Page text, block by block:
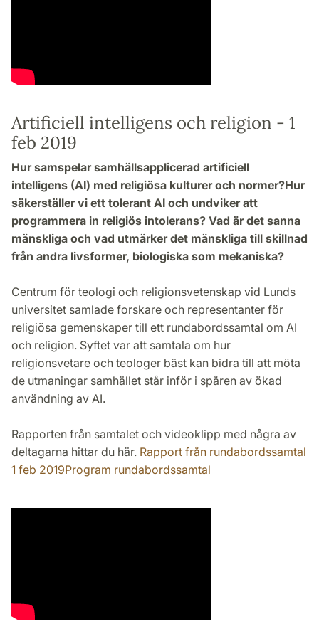
Artificiell intelligens och religion - 1
feb 2019
Hur samspelar samhällsapplicerad artificiell
intelligens (AI) med religiösa kulturer och normer?Hur
säkerställer vi ett tolerant AI och undviker att
programmera in religiös intolerans? Vad är det sanna
mänskliga och vad utmärker det mänskliga till skillnad
från andra livsformer, biologiska som mekaniska?
Centrum för teologi och religionsvetenskap vid Lunds
universitet samlade forskare och representanter för
religiösa gemenskaper till ett rundabordssamtal om AI
och religion. Syftet var att samtala om hur
religionsvetare och teologer bäst kan bidra till att möta
de utmaningar samhället står inför i spåren av ökad
användning av AI.
Rapporten från samtalet och videoklipp med några av
deltagarna hittar du här. Rapport från rundabordssamtal
1 feb 2019Program rundabordssamtal